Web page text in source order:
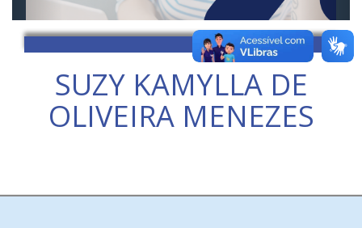
SUZY KAMYLLA DE
OLIVEIRA MENEZES